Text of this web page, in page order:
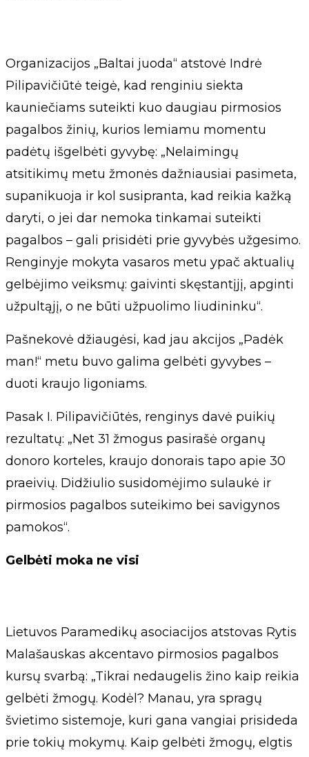
Organizacijos „Baltai juoda“ atstovė Indrė
Pilipavičiūtė teigė, kad renginiu siekta
kauniečiams suteikti kuo daugiau pirmosios
pagalbos žinių, kurios lemiamu momentu
padėtų išgelbėti gyvybę: „Nelaimingų
atsitikimų metu žmonės dažniausiai pasimeta,
supanikuoja ir kol susipranta, kad reikia kažką
daryti, o jei dar nemoka tinkamai suteikti
pagalbos – gali prisidėti prie gyvybės užgesimo.
Renginyje mokyta vasaros metu ypač aktualių
gelbėjimo veiksmų: gaivinti skęstantįjį, apginti
užpultąjį, o ne būti užpuolimo liudininku“.
Pašnekovė džiaugėsi, kad jau akcijos „Padėk
man!“ metu buvo galima gelbėti gyvybes –
duoti kraujo ligoniams.
Pasak I. Pilipavičiūtės, renginys davė puikių
rezultatų: „Net 31 žmogus pasirašė organų
donoro korteles, kraujo donorais tapo apie 30
praeivių. Didžiulio susidomėjimo sulaukė ir
pirmosios pagalbos suteikimo bei savigynos
pamokos“.
Gelbėti moka ne visi
Lietuvos Paramedikų asociacijos atstovas Rytis
Malašauskas akcentavo pirmosios pagalbos
kursų svarbą: „Tikrai nedaugelis žino kaip reikia
gelbėti žmogų. Kodėl? Manau, yra spragų
švietimo sistemoje, kuri gana vangiai prisideda
prie tokių mokymų. Kaip gelbėti žmogų, elgtis